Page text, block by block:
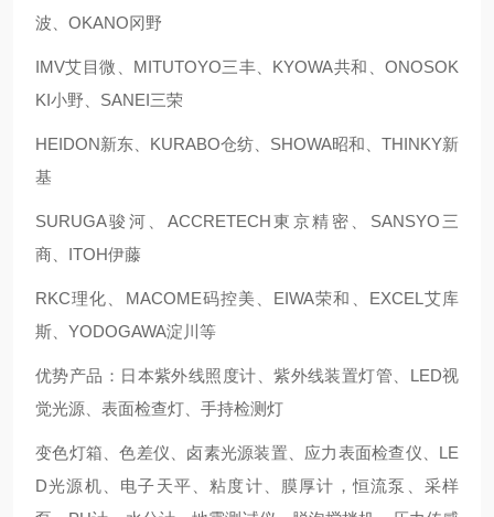
波、OKANO冈野
IMV艾目微、MITUTOYO三丰、KYOWA共和、ONOSOK
KI小野、SANEI三荣
HEIDON新东、KURABO仓纺、SHOWA昭和、THINKY新
基
SURUGA骏河、ACCRETECH東京精密、SANSYO三
商、ITOH伊藤
RKC理化、MACOME码控美、EIWA荣和、EXCEL艾库
斯、YODOGAWA淀川等
优势产品：日本紫外线照度计、紫外线装置灯管、LED视
觉光源、表面检查灯、手持检测灯
变色灯箱、色差仪、卤素光源装置、应力表面检查仪、LE
D光源机、电子天平、粘度计、膜厚计，恒流泵、采样